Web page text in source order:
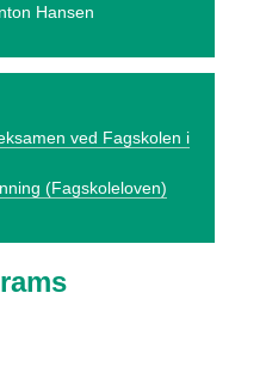
Hansen
ved Fagskolen i
(Fagskoleloven)